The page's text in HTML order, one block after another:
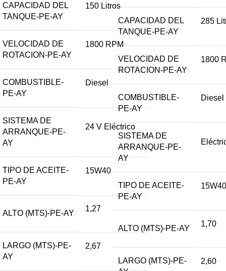
CAPACIDAD DEL
TANQUE-PE-AY
150 Litros
VELOCIDAD DE
ROTACION-PE-AY
1800 RPM
COMBUSTIBLE-
PE-AY
Diesel
SISTEMA DE
ARRANQUE-PE-
AY
24 V Eléctrico
TIPO DE ACEITE-
PE-AY
15W40
ALTO (MTS)-PE-AY
1,27
LARGO (MTS)-PE-
AY
2,67
CAPACIDAD DEL
TANQUE-PE-AY
285
VELOCIDAD DE
ROTACION-PE-AY
1800
COMBUSTIBLE-
PE-AY
Diesel
SISTEMA DE
ARRANQUE-PE-
AY
TIPO DE ACEITE-
PE-AY
15W40
ALTO (MTS)-PE-AY
1,70
LARGO (MTS)-PE-
2,60